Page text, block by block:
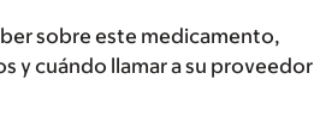
sobre este medicamento,
y cuándo llamar a su proveedor